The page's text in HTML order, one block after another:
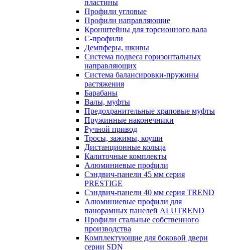
пластины
Профили угловые
Профили направляющие
Кронштейны для торсионного вала
С-профили
Демпферы, шкивы
Система подвеса горизонтальных
направляющих
Система балансировки-пружины
растяжения
Барабаны
Валы, муфты
Предохранительные храповые муфты
Пружинные наконечники
Ручной привод
Тросы, зажимы, коуши
Дистанционные кольца
Калиточные комплекты
Алюминиевые профили
Сэндвич-панели 45 мм серия
PRESTIGE
Сэндвич-панели 40 мм серия TREND
Алюминиевые профили для
панорамных панелей ALUTREND
Профили стальные собственного
производства
Комплектующие для боковой двери
серии SDN